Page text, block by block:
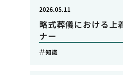
略式葬儀における上
ナー
2026.05.11
知識